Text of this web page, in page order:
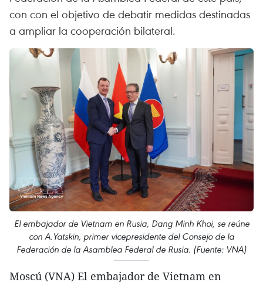
con con el objetivo de debatir medidas destinadas
a ampliar la cooperación bilateral.
El embajador de Vietnam en Rusia, Dang Minh Khoi, se reúne
con A.Yatskin, primer vicepresidente del Consejo de la
Federación de la Asamblea Federal de Rusia. (Fuente: VNA)
Moscú (VNA) El embajador de Vietnam en